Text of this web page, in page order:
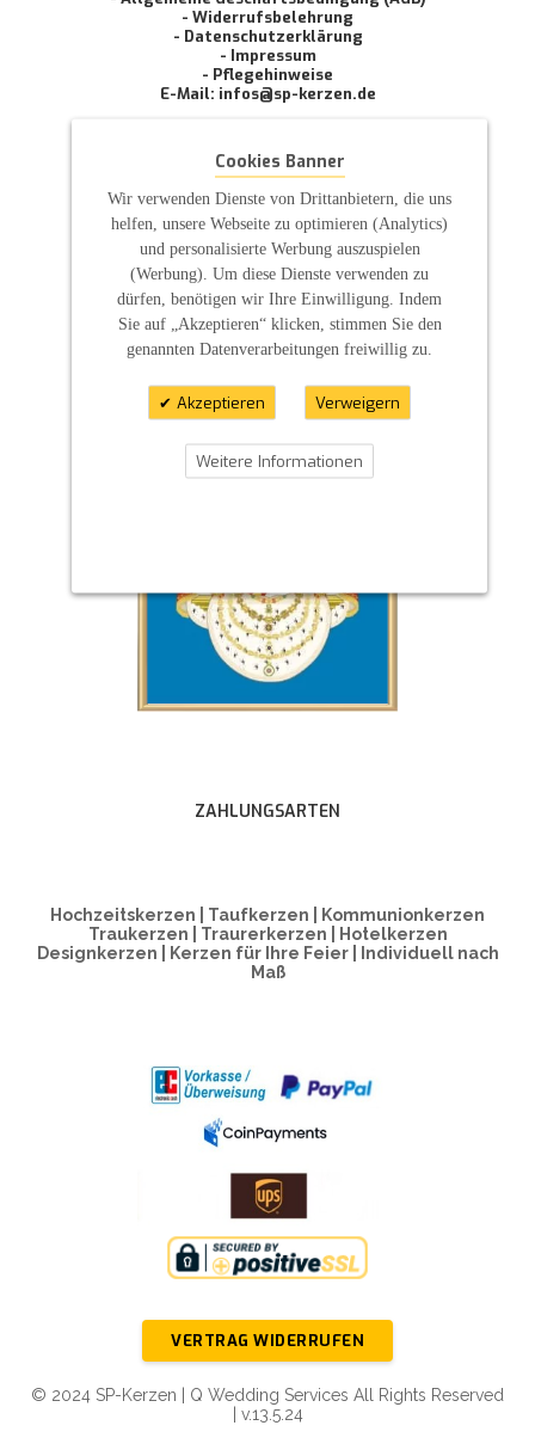
- Widerrufsbelehrung
- Datenschutzerklärung
- Impressum
- Pflegehinweise
E-Mail: infos@sp-kerzen.de
ZAHLUNGSARTEN
Hochzeitskerzen | Taufkerzen | Kommunionkerzen
Traukerzen | Traurerkerzen | Hotelkerzen
Designkerzen | Kerzen für Ihre Feier | Individuell nach
Maß
VERTRAG WIDERRUFEN
© 2024 SP-Kerzen | Q Wedding Services All Rights Reserved
| v.13.5.24
Cookies Banner
Wir verwenden Dienste von Drittanbietern, die uns
helfen, unsere Webseite zu optimieren (Analytics)
und personalisierte Werbung auszuspielen
(Werbung). Um diese Dienste verwenden zu
dürfen, benötigen wir Ihre Einwilligung. Indem
Sie auf „Akzeptieren“ klicken, stimmen Sie den
genannten Datenverarbeitungen freiwillig zu.
Akzeptieren Verweigern
Weitere Informationen